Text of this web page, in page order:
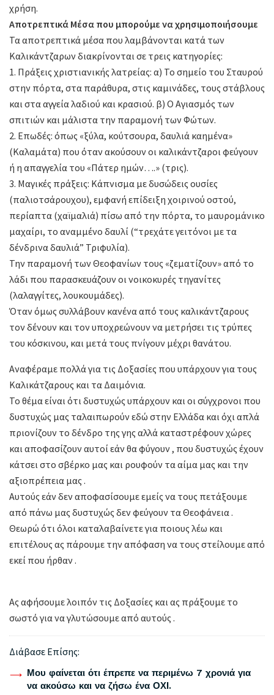
χρήση.
Αποτρεπτικά Μέσα που μπορούμε να χρησιμοποιήσουμε
Τα αποτρεπτικά μέσα που λαμβάνονται κατά των
Καλικάντζαρων διακρίνονται σε τρεις κατηγορίες:
1. Πράξεις χριστιανικής λατρείας: α) Το σημείο του Σταυρού
στην πόρτα, στα παράθυρα, στις καμινάδες, τους στάβλους
και στα αγγεία λαδιού και κρασιού. β) Ο Αγιασμός των
σπιτιών και μάλιστα την παραμονή των Φώτων.
2. Επωδές: όπως «ξύλα, κούτσουρα, δαυλιά καημένα»
(Καλαμάτα) που όταν ακούσουν οι καλικάντζαροι φεύγουν
ή η απαγγελία του «Πάτερ ημών….» (τρις).
3. Μαγικές πράξεις: Κάπνισμα με δυσώδεις ουσίες
(παλιοτσάρουχου), εμφανή επίδειξη χοιρινού οστού,
περίαπτα (χαϊμαλιά) πίσω από την πόρτα, το μαυρομάνικο
μαχαίρι, το αναμμένο δαυλί (“τρεχάτε γειτόνοι με τα
δένδρινα δαυλιά” Τριφυλία).
Την παραμονή των Θεοφανίων τους «ζεματίζουν» από το
λάδι που παρασκευάζουν οι νοικοκυρές τηγανίτες
(λαλαγγίτες, λουκουμάδες).
Όταν όμως συλλάβουν κανένα από τους καλικάντζαρους
τον δένουν και τον υποχρεώνουν να μετρήσει τις τρύπες
του κόσκινου, και μετά τους πνίγουν μέχρι θανάτου.
Αναφέραμε πολλά για τις Δοξασίες που υπάρχουν για τους
Καλικάτζαρους και τα Δαιμόνια.
Το θέμα είναι ότι δυστυχώς υπάρχουν και οι σύγχρονοι που
δυστυχώς μας ταλαιπωρούν εδώ στην Ελλάδα και όχι απλά
πριονίζουν το δένδρο της γης αλλά καταστρέφουν χώρες
και αποφασίζουν αυτοί εάν θα φύγουν , που δυστυχώς έχουν
κάτσει στο σβέρκο μας και ρουφούν τα αίμα μας και την
αξιοπρέπεια μας .
Αυτούς εάν δεν αποφασίσουμε εμείς να τους πετάξουμε
από πάνω μας δυστυχώς δεν φεύγουν τα Θεοφάνεια .
Θεωρώ ότι όλοι καταλαβαίνετε για ποιους λέω και
επιτέλους ας πάρουμε την απόφαση να τους στείλουμε από
εκεί που ήρθαν .
Ας αφήσουμε λοιπόν τις Δοξασίες και ας πράξουμε το
σωστό για να γλυτώσουμε από αυτούς .
Διάβασε Επίσης:
Μου φαίνεται ότι έπρεπε να περιμένω 7 χρονιά για
να ακούσω και να ζήσω ένα ΟΧΙ.